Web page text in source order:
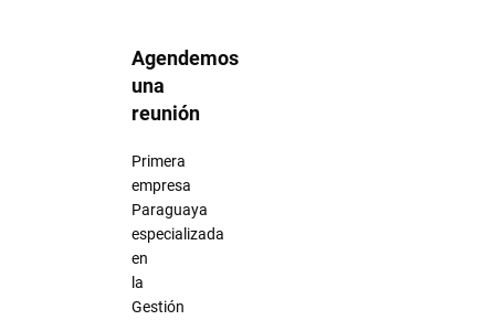
Agendemos
una
reunión
Primera
empresa
Paraguaya
especializada
en
la
Gestión